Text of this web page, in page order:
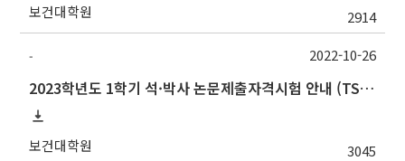
보건대학원 2914
-
2023학년도 1학기 석·박사 논문제출자격시험 안내 (TSQ exam: Major and Korean for foreign students)_박사 고사장 변경
보건대학원 3045
2022-10-26